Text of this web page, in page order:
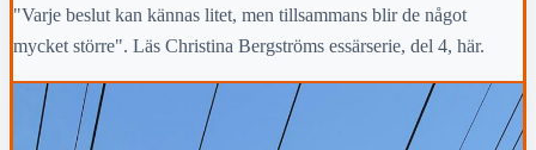
"Varje beslut kan kännas litet, men tillsammans blir de något
mycket större". Läs Christina Bergströms essärserie, del 4, här.